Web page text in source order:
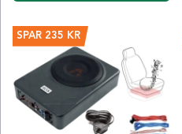
SPAR 235 KR